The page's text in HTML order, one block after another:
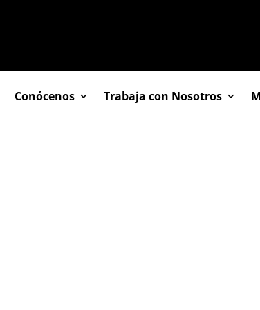
Conócenos Trabaja con Nosotros